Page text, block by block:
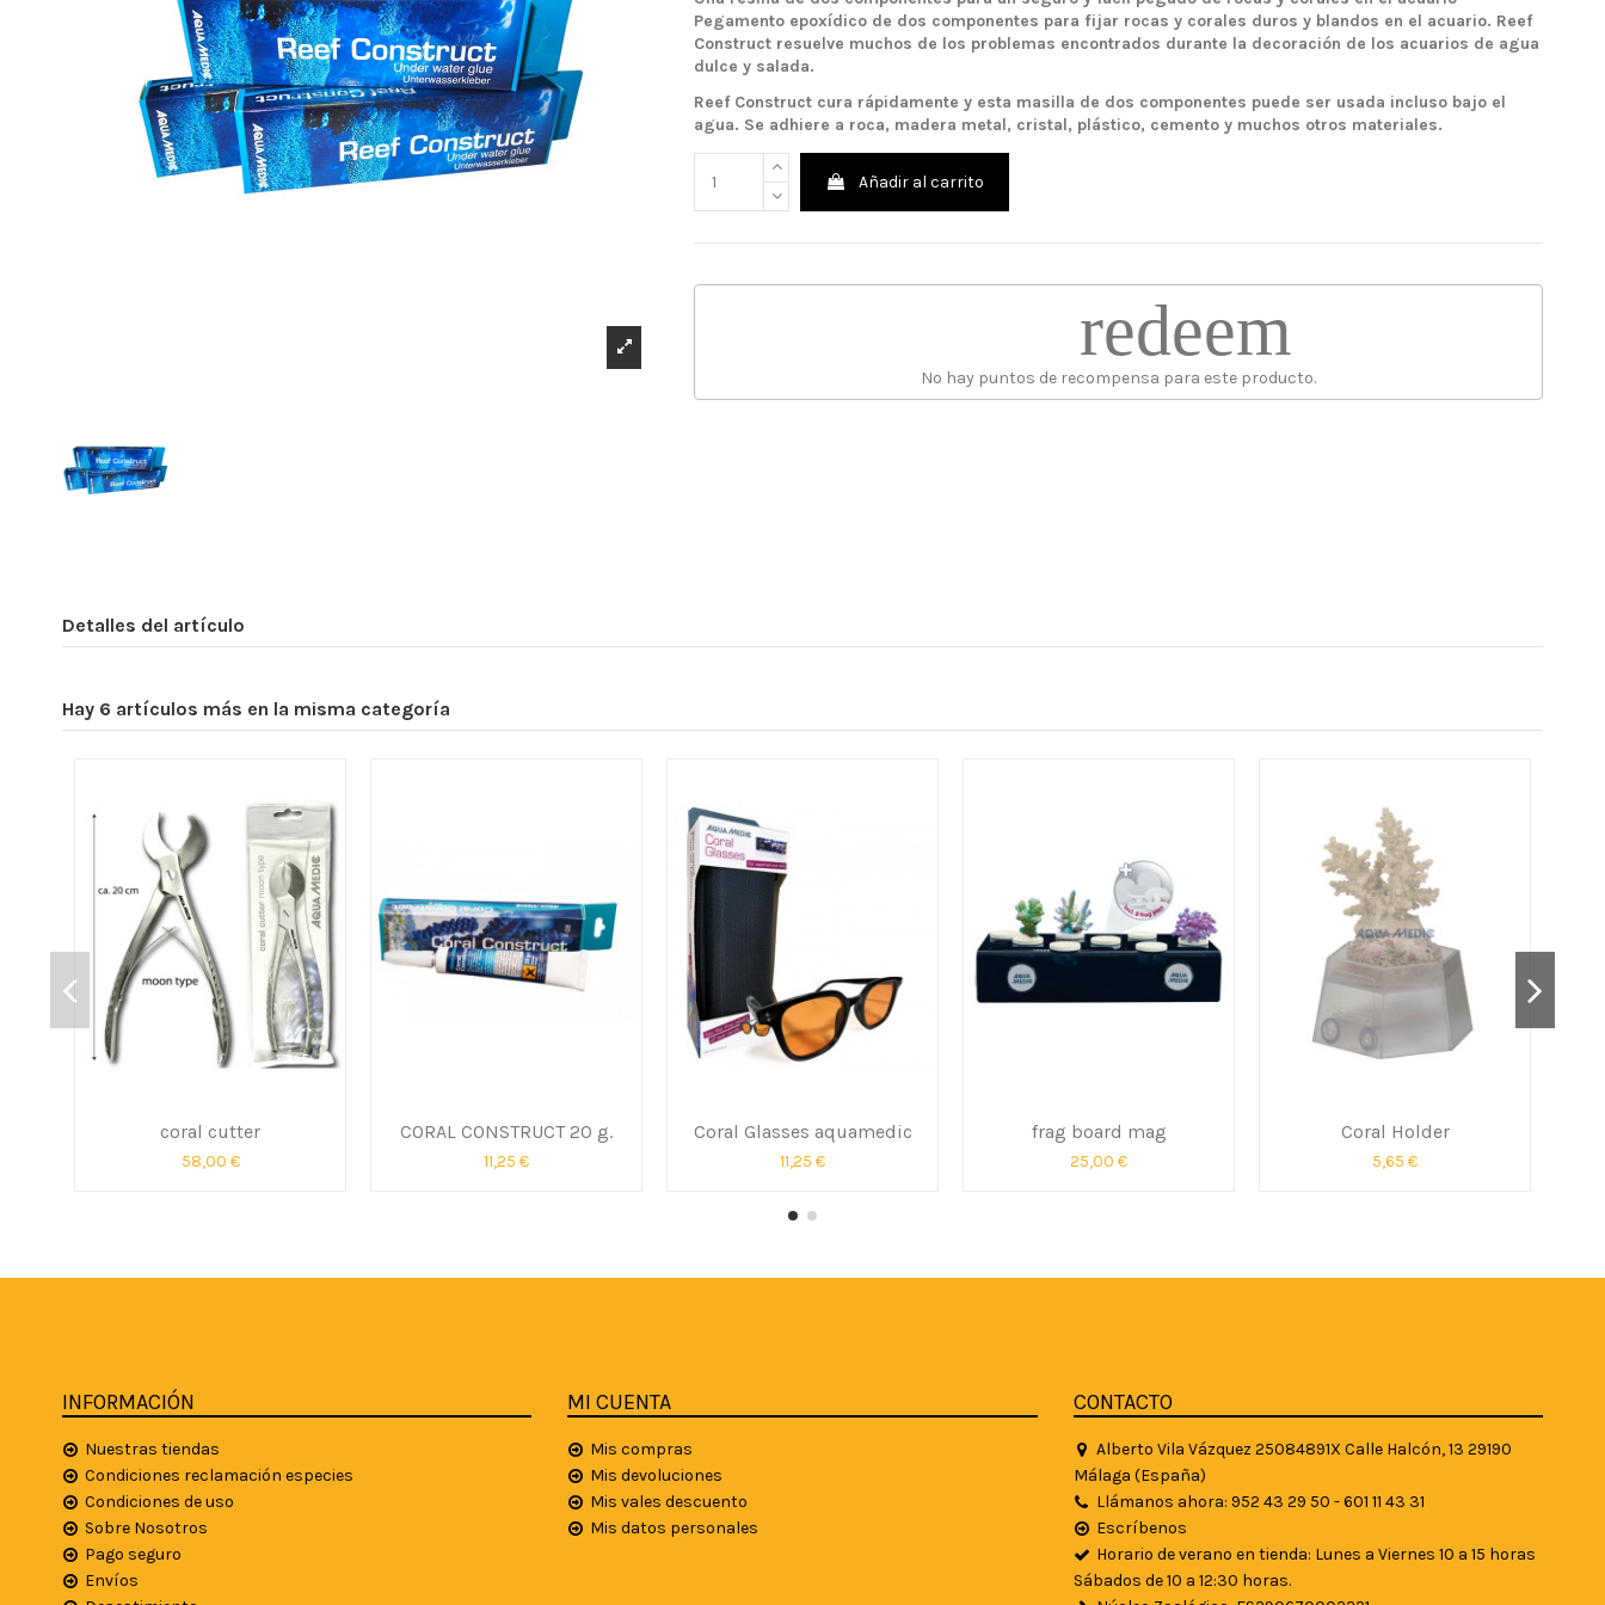
Pegamento epoxídico de dos componentes para fijar rocas y corales duros y blandos en el acuario. Reef
Construct resuelve muchos de los problemas encontrados durante la decoración de los acuarios de agua
dulce y salada.
Reef Construct cura rápidamente y esta masilla de dos componentes puede ser usada incluso bajo el
agua. Se adhiere a roca, madera metal, cristal, plástico, cemento y muchos otros materiales.
Añadir al carrito
redeem
No hay puntos de recompensa para este producto.
Detalles del artículo
Hay 6 artículos más en la misma categoría
coral cutter
58,00 €
CORAL CONSTRUCT 20 g.
11,25 €
Coral Glasses aquamedic
11,25 €
frag board mag
25,00 €
Coral Holder
5,65 €
INFORMACIÓN
Nuestras tiendas
Condiciones reclamación especies
Condiciones de uso
Sobre Nosotros
Pago seguro
Envíos
MI CUENTA
Mis compras
Mis devoluciones
Mis vales descuento
Mis datos personales
CONTACTO
Alberto Vila Vázquez 25084891X Calle Halcón, 13 29190
Málaga (España)
Llámanos ahora: 952 43 29 50 - 601 11 43 31
Escríbenos
Horario de verano en tienda: Lunes a Viernes 10 a 15 horas
Sábados de 10 a 12:30 horas.